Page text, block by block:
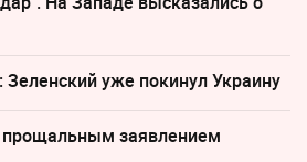
уже покинул Украину
прощальным заявлением